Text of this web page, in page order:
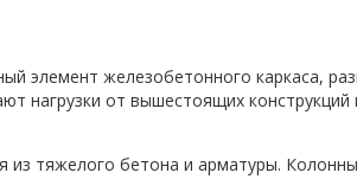
элемент железобетонного каркаса,
нагрузки от вышестоящих
тяжелого бетона и арматуры.